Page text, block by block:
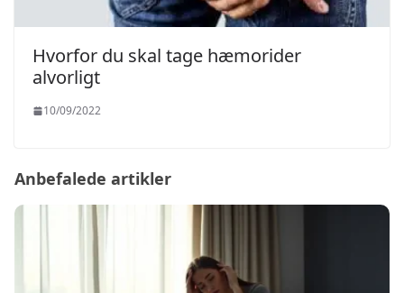
Hvorfor du skal tage hæmorider
alvorligt
10/09/2022
Anbefalede artikler